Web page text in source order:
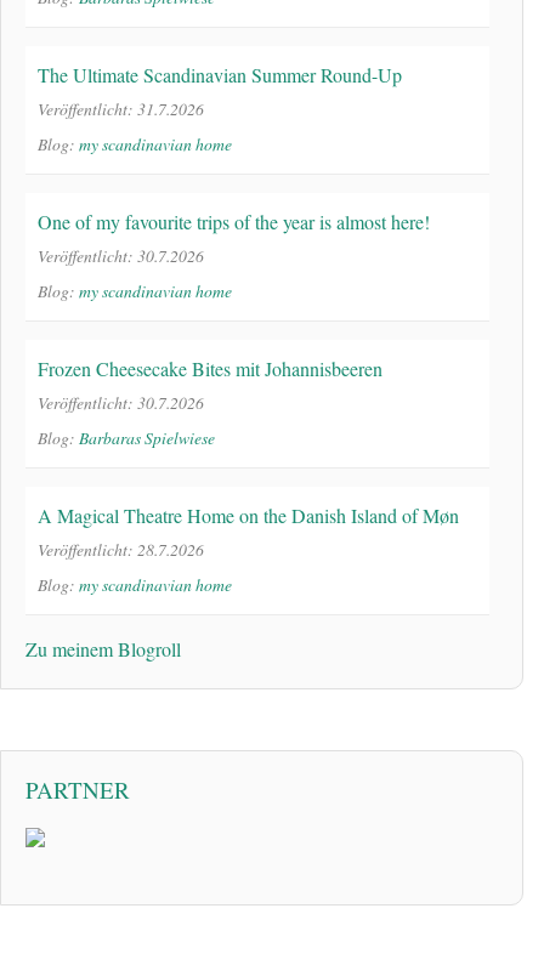
The Ultimate Scandinavian Summer Round-Up
Veröffentlicht: 31.7.2026
Blog: my scandinavian home
One of my favourite trips of the year is almost here!
Veröffentlicht: 30.7.2026
Blog: my scandinavian home
Frozen Cheesecake Bites mit Johannisbeeren
Veröffentlicht: 30.7.2026
Blog: Barbaras Spielwiese
A Magical Theatre Home on the Danish Island of Møn
Veröffentlicht: 28.7.2026
Blog: my scandinavian home
Zu meinem Blogroll
PARTNER